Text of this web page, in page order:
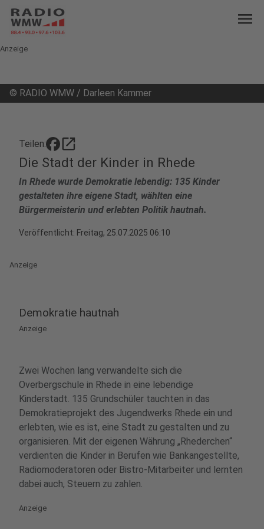
menu
Anzeige
© RADIO WMW / Darleen Kammer
Teilen: open_in_new
Die Stadt der Kinder in Rhede
In Rhede wurde Demokratie lebendig: 135 Kinder
gestalteten ihre eigene Stadt, wählten eine
Bürgermeisterin und erlebten Politik hautnah.
Veröffentlicht: Freitag, 25.07.2025 06:10
Anzeige
Demokratie hautnah
Anzeige
Zwei Wochen lang verwandelte sich die
Overbergschule in Rhede in eine lebendige
Kinderstadt. 135 Grundschüler tauchten in das
Demokratieprojekt des Jugendwerks Rhede ein und
erlebten, wie es ist, eine Stadt zu gestalten und zu
organisieren. Mit der eigenen Währung „Rhederchen“
verdienten die Kinder in Berufen wie Bankangestellte,
Radiomoderatoren oder Bistro-Mitarbeiter und lernten
dabei auch, Steuern zu zahlen.
Anzeige